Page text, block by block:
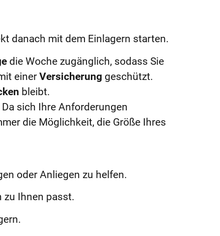
danach mit dem Einlagern starten.
die Woche zugänglich, sodass Sie
einer Versicherung geschützt.
bleibt.
sich Ihre Anforderungen
die Möglichkeit, die Größe Ihres
oder Anliegen zu helfen.
zu Ihnen passt.